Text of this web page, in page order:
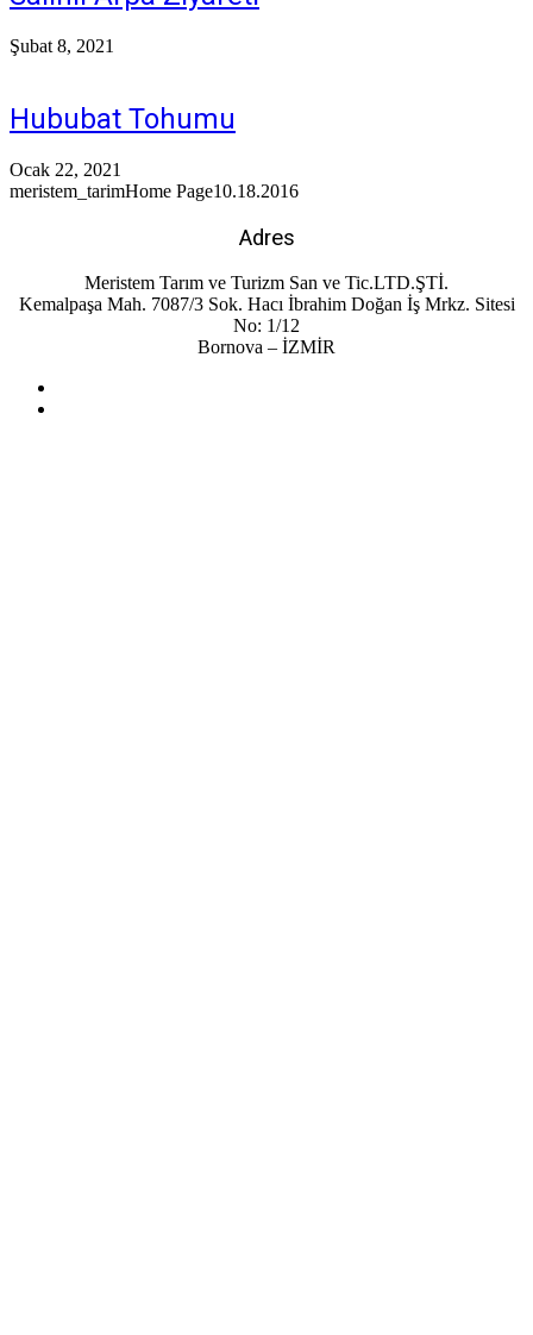
Şubat 8, 2021
Hububat Tohumu
Ocak 22, 2021
meristem_tarimHome Page10.18.2016
Adres
Meristem Tarım ve Turizm San ve Tic.LTD.ŞTİ.
Kemalpaşa Mah. 7087/3 Sok. Hacı İbrahim Doğan İş Mrkz. Sitesi
No: 1/12
Bornova – İZMİR